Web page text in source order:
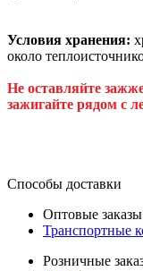
Условия хранения:
около
Не оставляйте
зажигайте рядом с
Способы доставки
Оптовые заказы
Транспортные
Розничные